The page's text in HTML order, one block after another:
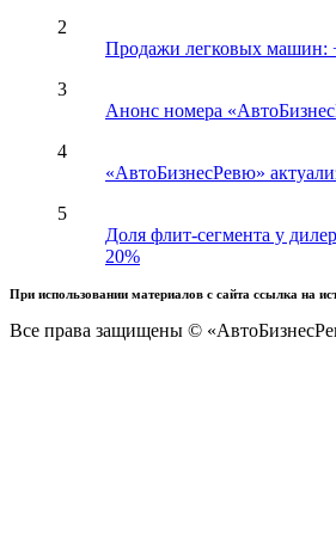
2
Продажи легковых машин:
3
Анонс номера
4
«АвтоБизнесРевю»
5
Доля флит-сегмента у
20%
При использовании материалов с сайта ссылка на
Все права защищены ©